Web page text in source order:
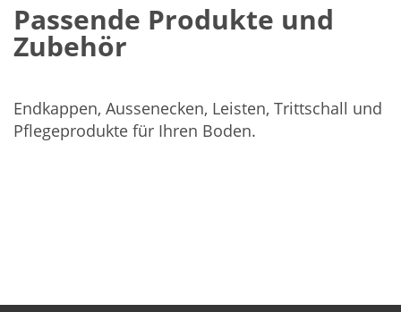
Passende Produkte und
Zubehör
Endkappen, Aussenecken, Leisten, Trittschall und
Pflegeprodukte für Ihren Boden.